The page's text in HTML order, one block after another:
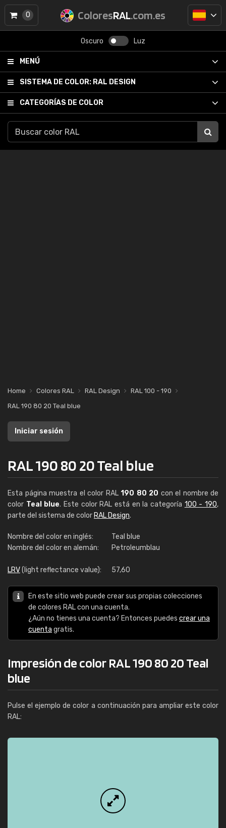
ColoresRAL.com.es
Oscuro Luz
MENÚ
SISTEMA DE COLOR: RAL DESIGN
CATEGORÍAS DE COLOR
0
Home Colores RAL RAL Design
RAL 100 - 190
RAL 190 80 20 Teal blue
Iniciar sesión
RAL 190 80 20 Teal blue
Esta página muestra el color RAL 190 80 20 con el nombre de
color Teal blue. Este color RAL está en la categoría 100 - 190,
parte del sistema de color RAL Design.
Nombre del color en inglés:
Teal blue
Nombre del color en alemán:
Petroleumblau
LRV(light reflectance value): 57,60
En este sitio web puede crear sus propias colecciones
de colores RAL con una cuenta.
¿Aún no tienes una cuenta? Entonces puedes crear una
cuenta gratis.
Impresión de color RAL 190 80 20 Teal
blue
Pulse el ejemplo de color a continuación para ampliar este color
RAL: